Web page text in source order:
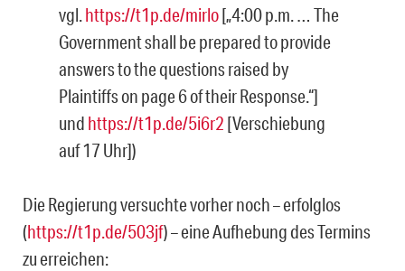
vgl.https://t1p.de/mirlo[„4:00 p.m. … The
Government shall be prepared to provide
answers to the questions raised by
Plaintiffs on page 6 of their Response.“]
und https://t1p.de/5i6r2 [Verschiebung
auf 17 Uhr])
Die Regierung versuchte vorher noch – erfolglos
(https://t1p.de/503jf) – eine Aufhebung des Termins
zu erreichen: